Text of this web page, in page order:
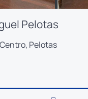
Pelotas
Pelotas